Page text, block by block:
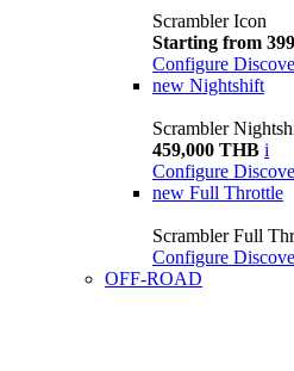
Scrambler Icon
Starting from
Configure
new Nightshift
Scrambler
459,000 THB i
Configure
new Full Throttle
Scrambler Full
Configure
OFF-ROAD